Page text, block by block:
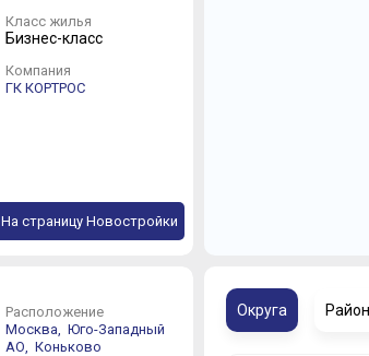
Класс жилья
Бизнес-класс
Компания
ГК КОРТРОС
На страницу Новостройки
Расположение
Москва, Юго-Западный
АО, Коньково
Округа